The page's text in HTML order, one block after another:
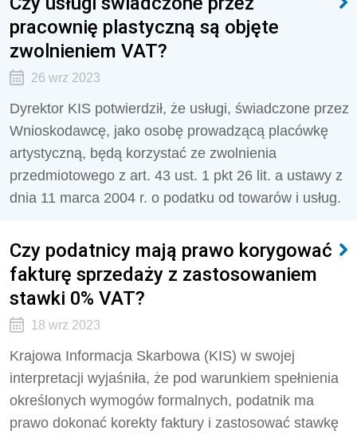
pracownię plastyczną są objęte
zwolnieniem VAT?
26 wrz 2023
Dyrektor KIS potwierdził, że usługi, świadczone przez
Wnioskodawcę, jako osobę prowadzącą placówkę
artystyczną, będą korzystać ze zwolnienia
przedmiotowego z art. 43 ust. 1 pkt 26 lit. a ustawy z
dnia 11 marca 2004 r. o podatku od towarów i usług.
Czy podatnicy mają prawo korygować
fakturę sprzedaży z zastosowaniem
stawki 0% VAT?
18 wrz 2023
Krajowa Informacja Skarbowa (KIS) w swojej
interpretacji wyjaśniła, że pod warunkiem spełnienia
określonych wymogów formalnych, podatnik ma
prawo dokonać korekty faktury i zastosować stawkę